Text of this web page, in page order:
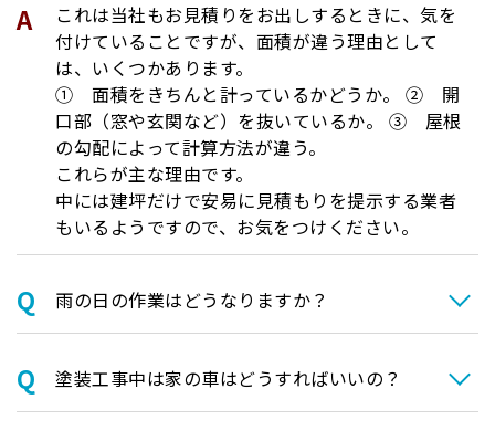
これは当社もお見積りをお出しするときに、気を
付けていることですが、面積が違う理由として
は、いくつかあります。
① 面積をきちんと計っているかどうか。 ② 開
口部（窓や玄関など）を抜いているか。 ③ 屋根
の勾配によって計算方法が違う。
これらが主な理由です。
中には建坪だけで安易に見積もりを提示する業者
もいるようですので、お気をつけください。
⾬の日の作業はどうなりますか？
塗装⼯事中は家の⾞はどうすればいいの？